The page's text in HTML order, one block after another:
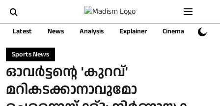
Latest News Analysis Explainer Cinema Sports
Sports News
ഓവര്‍ട്ടന്റെ 'കുറവ്'
മറികടക്കാനാവുമോ